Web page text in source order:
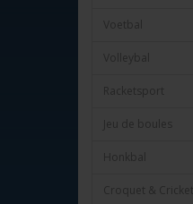
Voetbal
Volleybal
Racketsport
Jeu de boules
Honkbal
Croquet & Cricket